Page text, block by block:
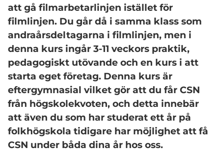
att gå filmarbetarlinjen istället för
filmlinjen. Du går då i samma klass som
andraårsdeltagarna i filmlinjen, men i
denna kurs ingår 3-11 veckors praktik,
pedagogiskt utövande och en kurs i att
starta eget företag. Denna kurs är
eftergymnasial vilket gör att du får CSN
från högskolekvoten, och detta innebär
att även du som har studerat ett år på
folkhögskola tidigare har möjlighet att få
CSN under båda dina år hos oss.